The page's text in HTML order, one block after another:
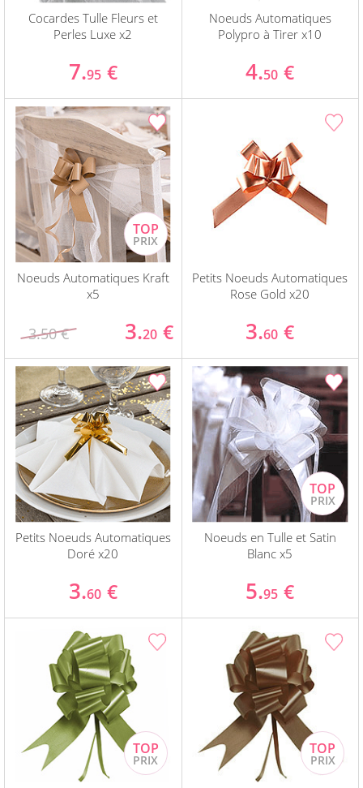
Cocardes Tulle Fleurs et
Perles Luxe x2
7.95 €
Noeuds Automatiques
Polypro à Tirer x10
4.50 €
Noeuds Automatiques Kraft
x5
3.50 € 3.20 €
Petits Noeuds Automatiques
Rose Gold x20
3.60 €
Petits Noeuds Automatiques
Doré x20
3.60 €
Noeuds en Tulle et Satin
Blanc x5
5.95 €